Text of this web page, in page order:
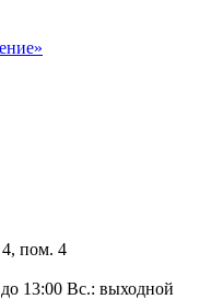
4, пом. 4
13:00 Вс.: выходной